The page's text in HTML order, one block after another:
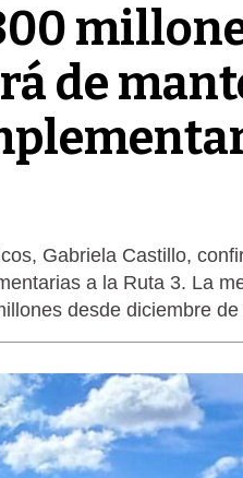
de
Gabriela Castillo,
a la Ruta 3. La
desde diciembre de